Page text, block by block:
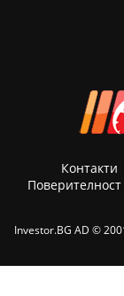
Контакти
Поверителност
Investor.BG AD ©